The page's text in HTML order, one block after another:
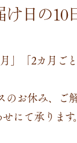
日の10
」「2カ月ご
のお休み、ご
にて承ります。